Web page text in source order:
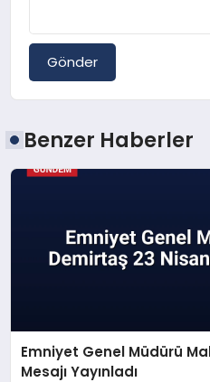
Gönder
Benzer Haberler
Emniyet Genel Müdürü
Mesajı Yayınladı